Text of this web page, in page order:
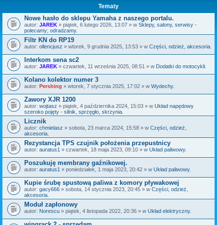
Tematy
Nowe hasło do sklepu Yamaha z naszego portalu.
autor: JAREK » piątek, 6 lutego 2026, 13:07 » w Sklepy, salony, serwisy -
polecamy; odradzamy.
Filtr KN do RP19
autor: ollencjusz » wtorek, 9 grudnia 2025, 13:53 » w Części, odzież, akcesoria.
Interkom sena sc2
autor: JAREK » czwartek, 11 września 2025, 08:51 » w Dodatki do motocykli.
Kolano kolektor numer 3
autor: Pershing » wtorek, 7 stycznia 2025, 17:02 » w Wydechy.
Zawory XJR 1200
autor: wojtasz » piątek, 4 października 2024, 15:03 » w Układ napędowy
szeroko pojęty - silnik, sprzęgło, skrzynia.
Licznik
autor: chmielasz » sobota, 23 marca 2024, 15:58 » w Części, odzież,
akcesoria.
Rezystancja TPS czujnik położenia przepustnicy
autor: auratus1 » czwartek, 18 maja 2023, 09:10 » w Układ paliwowy.
Poszukuję membrany gaźnikowej.
autor: auratus1 » poniedziałek, 1 maja 2023, 20:42 » w Układ paliwowy.
Kupie śrubę spustową paliwa z komory pływakowej
autor: gacy666 » sobota, 14 stycznia 2023, 20:45 » w Części, odzież,
akcesoria.
Moduł zapłonowy
autor: Norescu » piątek, 4 listopada 2022, 20:36 » w Układ elektryczny.